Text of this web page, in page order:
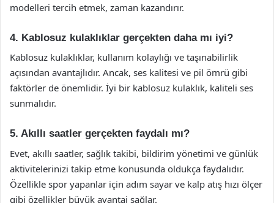
modelleri tercih etmek, zaman kazandırır.
4. Kablosuz kulaklıklar gerçekten daha mı iyi?
Kablosuz kulaklıklar, kullanım kolaylığı ve taşınabilirlik
açısından avantajlıdır. Ancak, ses kalitesi ve pil ömrü gibi
faktörler de önemlidir. İyi bir kablosuz kulaklık, kaliteli ses
sunmalıdır.
5. Akıllı saatler gerçekten faydalı mı?
Evet, akıllı saatler, sağlık takibi, bildirim yönetimi ve günlük
aktivitelerinizi takip etme konusunda oldukça faydalıdır.
Özellikle spor yapanlar için adım sayar ve kalp atış hızı ölçer
gibi özellikler büyük avantaj sağlar.